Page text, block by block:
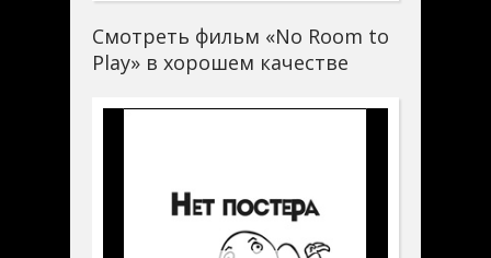
Смотреть фильм «No Room to
Play» в хорошем качестве